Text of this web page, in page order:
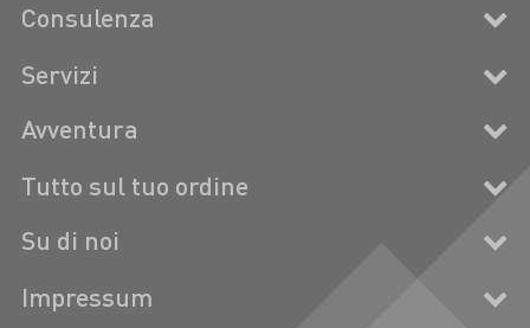
Consulenza
Servizi
Avventura
Tutto sul tuo ordine
Su di noi
Impressum